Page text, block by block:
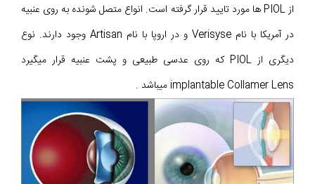
از PIOL ها مورد تایید قرار گرفته است. انواع متصل شونده به روی عنبیه
در آمریکا با نام Verisyse و در اروپا با نام Artisan وجود دارند. نوع
دیگری از PIOL که روی عدسی طبیعی و پشت عنبیه قرار میگیرد
implantable Collamer Lens میباشد .